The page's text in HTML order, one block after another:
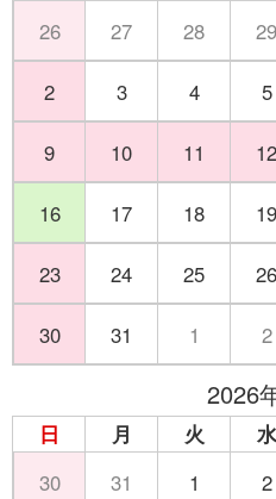
26
27 28 29
2 3 4 5
9 10 11 12
16 17 18 19
23 24 25 26
30 31 1 2
2026
日 月 火 水
30
31 1 2